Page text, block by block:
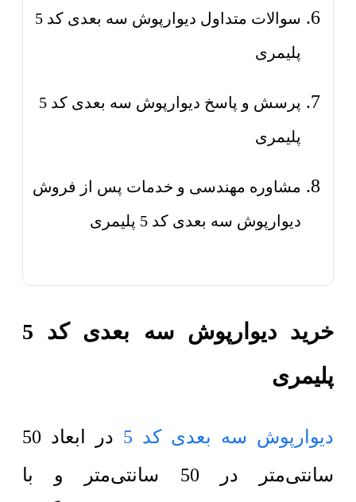
سوالات متداول دیوارپوش سه بعدی کد 5
پلیمری
پرسش و پاسخ دیوارپوش سه بعدی کد 5
پلیمری
مشاوره مهندسی و خدمات پس از فروش
دیوارپوش سه بعدی کد 5 پلیمری
خرید دیوارپوش سه بعدی کد 5
پلیمری
دیوارپوش سه بعدی کد 5
در ابعاد 50
سانتی‌متر در 50 سانتی‌متر و با